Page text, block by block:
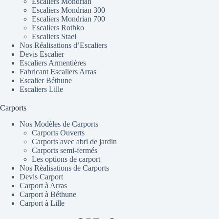
Escaliers Mondrian 300
Escaliers Mondrian 700
Escaliers Rothko
Escaliers Stael
Nos Réalisations d’Escaliers
Devis Escalier
Escaliers Armentières
Fabricant Escaliers Arras
Escalier Béthune
Escaliers Lille
Carports
Nos Modèles de Carports
Carports Ouverts
Carports avec abri de jardin
Carports semi-fermés
Les options de carport
Nos Réalisations de Carports
Devis Carport
Carport à Arras
Carport à Béthune
Carport à Lille